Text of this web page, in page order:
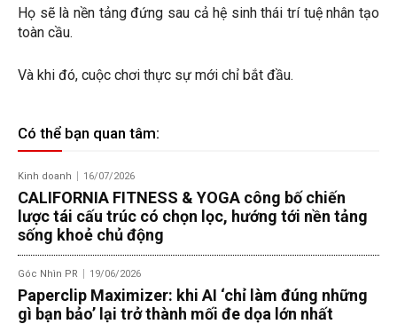
Họ sẽ là nền tảng đứng sau cả hệ sinh thái trí tuệ nhân tạo
toàn cầu.
Và khi đó, cuộc chơi thực sự mới chỉ bắt đầu.
Có thể bạn quan tâm:
Kinh doanh 16/07/2026
CALIFORNIA FITNESS & YOGA công bố chiến
lược tái cấu trúc có chọn lọc, hướng tới nền tảng
sống khoẻ chủ động
Góc Nhìn PR 19/06/2026
Paperclip Maximizer: khi AI ‘chỉ làm đúng những
gì bạn bảo’ lại trở thành mối đe dọa lớn nhất